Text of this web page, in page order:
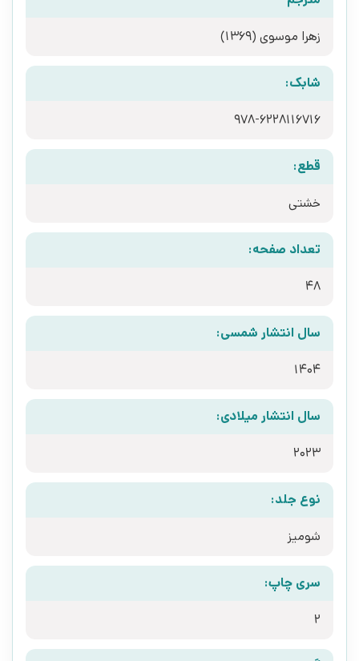
زهرا موسوی (1369)
شابک:
978-6228116716
قطع:
خشتی
تعداد صفحه:
48
سال انتشار شمسی:
1404
سال انتشار میلادی:
2023
نوع جلد:
شومیز
سری چاپ:
2